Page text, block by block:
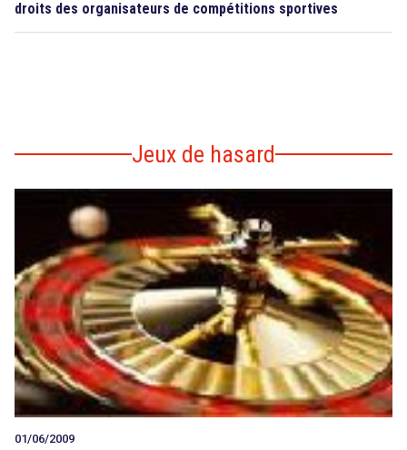
droits des organisateurs de compétitions sportives
Jeux de hasard
01/06/2009